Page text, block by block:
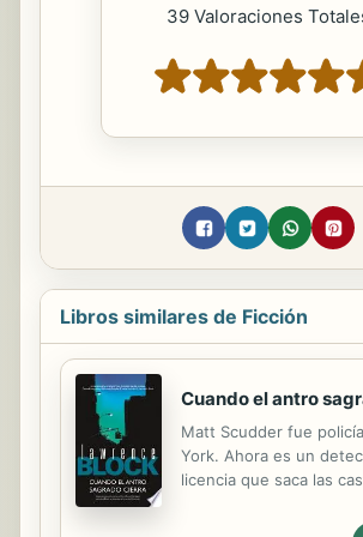
39 Valoraciones
Libros similares de Ficción
Cuando el antro
Matt Scudder fue
York. Ahora es un
licencia que saca las
su mujer, y ahora vive